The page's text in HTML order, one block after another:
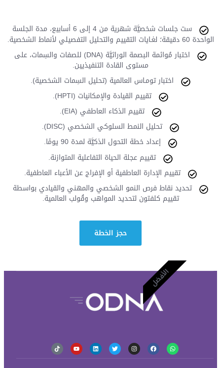
ست جلسات شخصيَّة شهرية من 4 إلى 6 أسابيع، مدة الجلسة
الواحدة 60 دقيقة؛ لغـايات التقييم والتحليل التفصيلي لأنماط الشخصية.
اختبار مُوائمة البصمة الوراثيَّة (DNA) للصفات والسِمات، على
مستوى القادة التنفيذيين.
اختبار تومـاس العالمية (تحليل السِمات الشخصية).
تقييم القيادة والإمكانيات (HPTI).
تقييم الذكاء العاطفي (EIA).
تحليل النمط السلوكي الشخصي (DISC).
إعداد خطة التحول الذكيَّة لمدة 90 يومًا.
تقييم عجلة الحياة التفاعلية المتوازنة.
تقييم الإدارة العاطفية أو الإفراج عن الأعباء العاطفية.
تحديد نقاط فرص النمو الشخصي والمهني والقيادي بواسطة
تقييم كلفتون لتحديد المواهب وقُولب العالمية.
حجز الخطة
الأفضل